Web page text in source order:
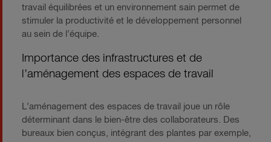
travail équilibrées et un environnement sain permet de
stimuler la productivité et le développement personnel
au sein de l’équipe.
Importance des infrastructures et de
l’aménagement des espaces de travail
L’aménagement des espaces de travail joue un rôle
déterminant dans le bien-être des collaborateurs. Des
bureaux bien conçus, intégrant des plantes par exemple,